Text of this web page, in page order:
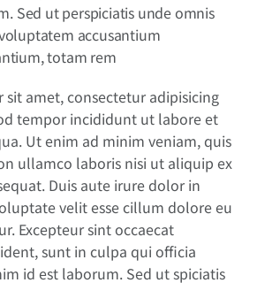
Sed ut perspiciatis unde omnis
accusantium
totam rem
amet, consectetur adipisicing
tempor incididunt ut labore et
Ut enim ad minim veniam, quis
ullamco laboris nisi ut aliquip ex
Duis aute irure dolor in
velit esse cillum dolore eu
Excepteur sint occaecat
sunt in culpa qui officia
id est laborum. Sed ut spiciatis